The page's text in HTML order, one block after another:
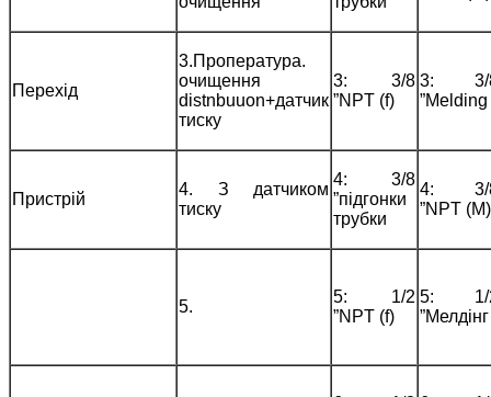
Перехід
3.Пропература.
очищення
distnbuuon+датчик
тиску
3: 3/8
”NPT (f)
3: 3/
”Melding
Пристрій
4. З датчиком
тиску
4: 3/8
”підгонки
трубки
4: 3/
”NPT (M)
5.
5: 1/2
”NPT (f)
5: 1/
”Мелдінг